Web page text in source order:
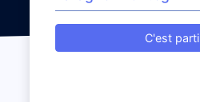
C'est parti